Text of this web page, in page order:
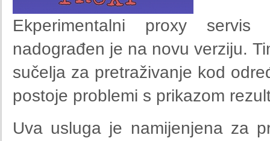
Ekperimentalni proxy
nadograđen je na novu verziju.
sučelja za pretraživanje kod
postoje problemi s prikazom
Uva usluga je namijenjena za